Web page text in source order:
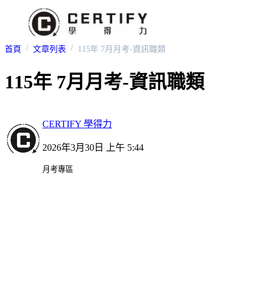
首頁 文章列表 115年 7月月考-資訊職類
115年 7月月考-資訊職類
CERTIFY 學得力
2026年3月30日 上午 5:44
月考專區